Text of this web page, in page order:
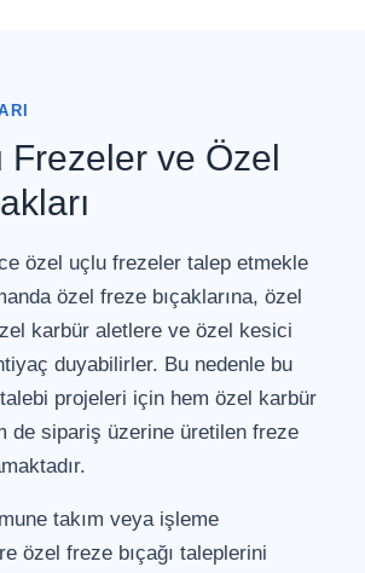
Frezeler ve Özel
özel uçlu frezeler talep etmekle
özel freze bıçaklarına, özel
karbür aletlere ve özel kesici
duyabilirler. Bu nedenle bu
projeleri için hem özel karbür
de sipariş üzerine üretilen freze
takım veya işleme
özel freze bıçağı taleplerini